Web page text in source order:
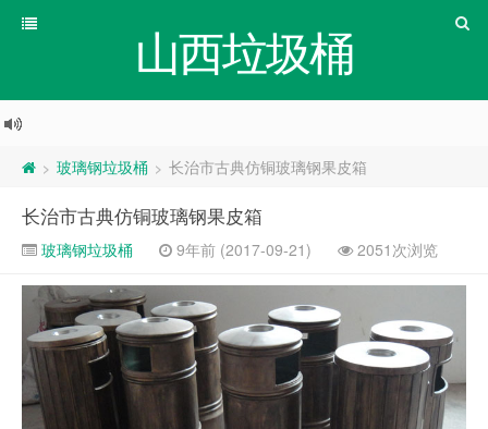
山西垃圾桶
> 玻璃钢垃圾桶 > 长治市古典仿铜玻璃钢果皮箱
长治市古典仿铜玻璃钢果皮箱
玻璃钢垃圾桶 9年前 (2017-09-21) 2051次浏览